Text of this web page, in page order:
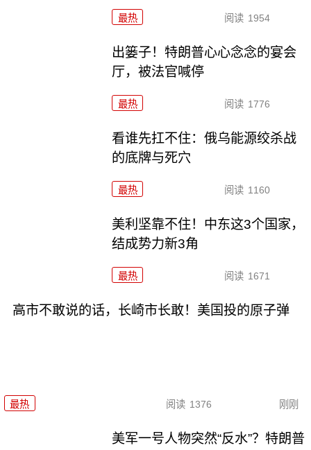
最热 阅读 1954
出篓子！特朗普心心念念的宴会
厅，被法官喊停
最热 阅读 1776
看谁先扛不住：俄乌能源绞杀战
的底牌与死穴
最热 阅读 1160
美利坚靠不住！中东这3个国家，
结成势力新3角
最热 阅读 1671
高市不敢说的话，长崎市长敢！美国投的原子弹
最热 阅读 1376 刚刚
美军一号人物突然“反水”？特朗普